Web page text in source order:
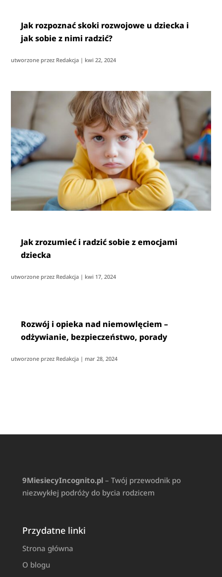
Jak rozpoznać skoki rozwojowe u dziecka i
jak sobie z nimi radzić?
utworzone przez Redakcja | kwi 22, 2024
Jak zrozumieć i radzić sobie z emocjami
dziecka
utworzone przez Redakcja | kwi 17, 2024
Rozwój i opieka nad niemowlęciem –
odżywianie, bezpieczeństwo, porady
utworzone przez Redakcja | mar 28, 2024
9MiesiecyIncognito.pl– Twój przewodnik po
niezwykłej podróży do bycia rodzicem
Przydatne linki
Strona główna
O blogu